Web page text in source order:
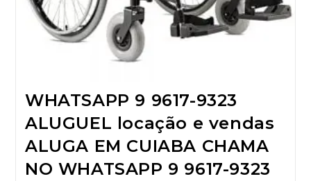
WHATSAPP 9 9617-9323
ALUGUEL locação e vendas
ALUGA EM CUIABA CHAMA
NO WHATSAPP 9 9617-9323